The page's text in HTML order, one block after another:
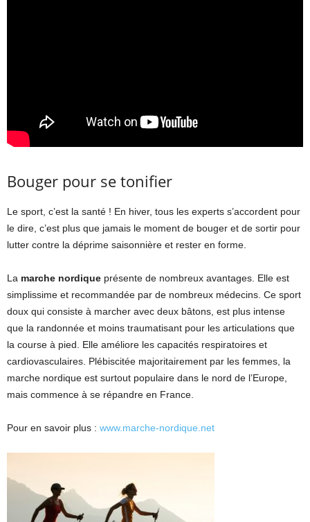
Bouger pour se tonifier
Le sport, c’est la santé ! En hiver, tous les experts s’accordent pour
le dire, c’est plus que jamais le moment de bouger et de sortir pour
lutter contre la déprime saisonnière et rester en forme.
La marche nordique présente de nombreux avantages. Elle est
simplissime et recommandée par de nombreux médecins. Ce sport
doux qui consiste à marcher avec deux bâtons, est plus intense
que la randonnée et moins traumatisant pour les articulations que
la course à pied. Elle améliore les capacités respiratoires et
cardiovasculaires. Plébiscitée majoritairement par les femmes, la
marche nordique est surtout populaire dans le nord de l’Europe,
mais commence à se répandre en France.
Pour en savoir plus : www.marche-nordique.net